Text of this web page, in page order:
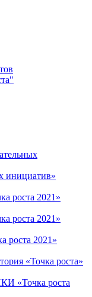
инициатив»
роста 2021»
роста 2021»
2021»
«Точка роста»
«Точка роста